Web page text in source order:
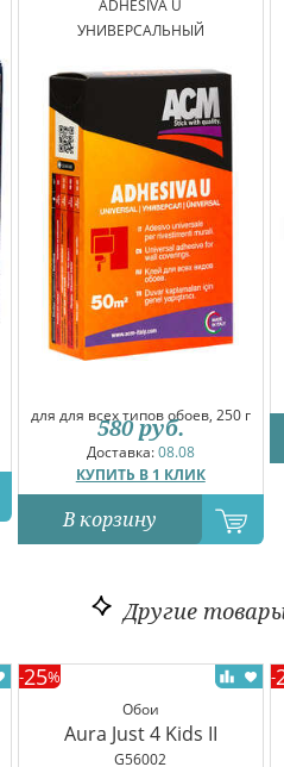
ADHESIVA U
УНИВЕРСАЛЬНЫЙ
для для всех типов обоев, 250 г
Доставка:08.08
КУПИТЬ В 1 КЛИК
580 руб.
В корзину
Другие
Обои
Aura Just 4 Kids II
G56002
-25% -